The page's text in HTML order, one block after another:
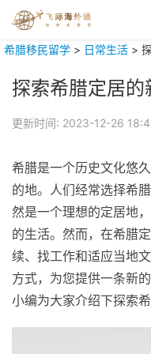
希腊移民留学 > 日常生活 >
探索希腊定居的
更新时间: 2023-12-26
希腊是一个历史文化悠
的地。人们经常选择希
然是一个理想的定居地
的生活。然而，在希腊
续、找工作和适应当地
方式，为您提供一条新
小编为大家介绍下探索